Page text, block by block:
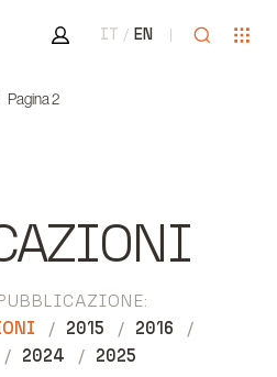
Area riservata
IT EN Apri
Pagina 2
2015
2016
2024 2025